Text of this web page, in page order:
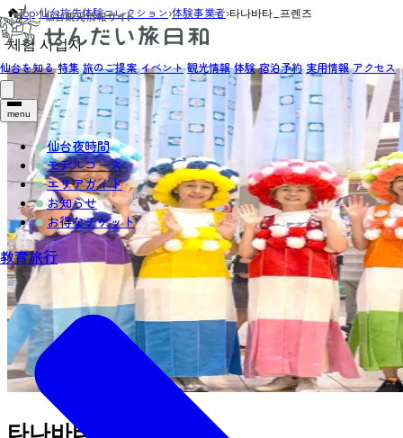
仙台を知る 特集 旅のご提案 イベント 観光情報 体験 宿泊予約 実用情報 アクセス
menu
仙台夜時間
モデルコース
エリアガイド
お知らせ
お得なチケット
教育旅行
Top›仙台旅先体験コレクション›体験事業者›타나바타_프렌즈
체험 사업자
타나바타_프렌즈